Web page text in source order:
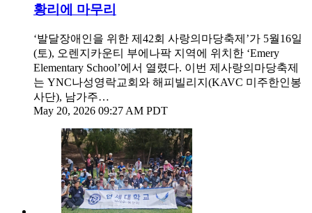
황리에 마무리
‘발달장애인을 위한 제42회 사랑의마당축제’가 5월16일
(토), 오렌지카운티 부에나팍 지역에 위치한 ‘Emery
Elementary School’에서 열렸다. 이번 제사랑의마당축제
는 YNC나성영락교회와 해피빌리지(KAVC 미주한인봉
사단), 남가주…
May 20, 2026 09:27 AM PDT